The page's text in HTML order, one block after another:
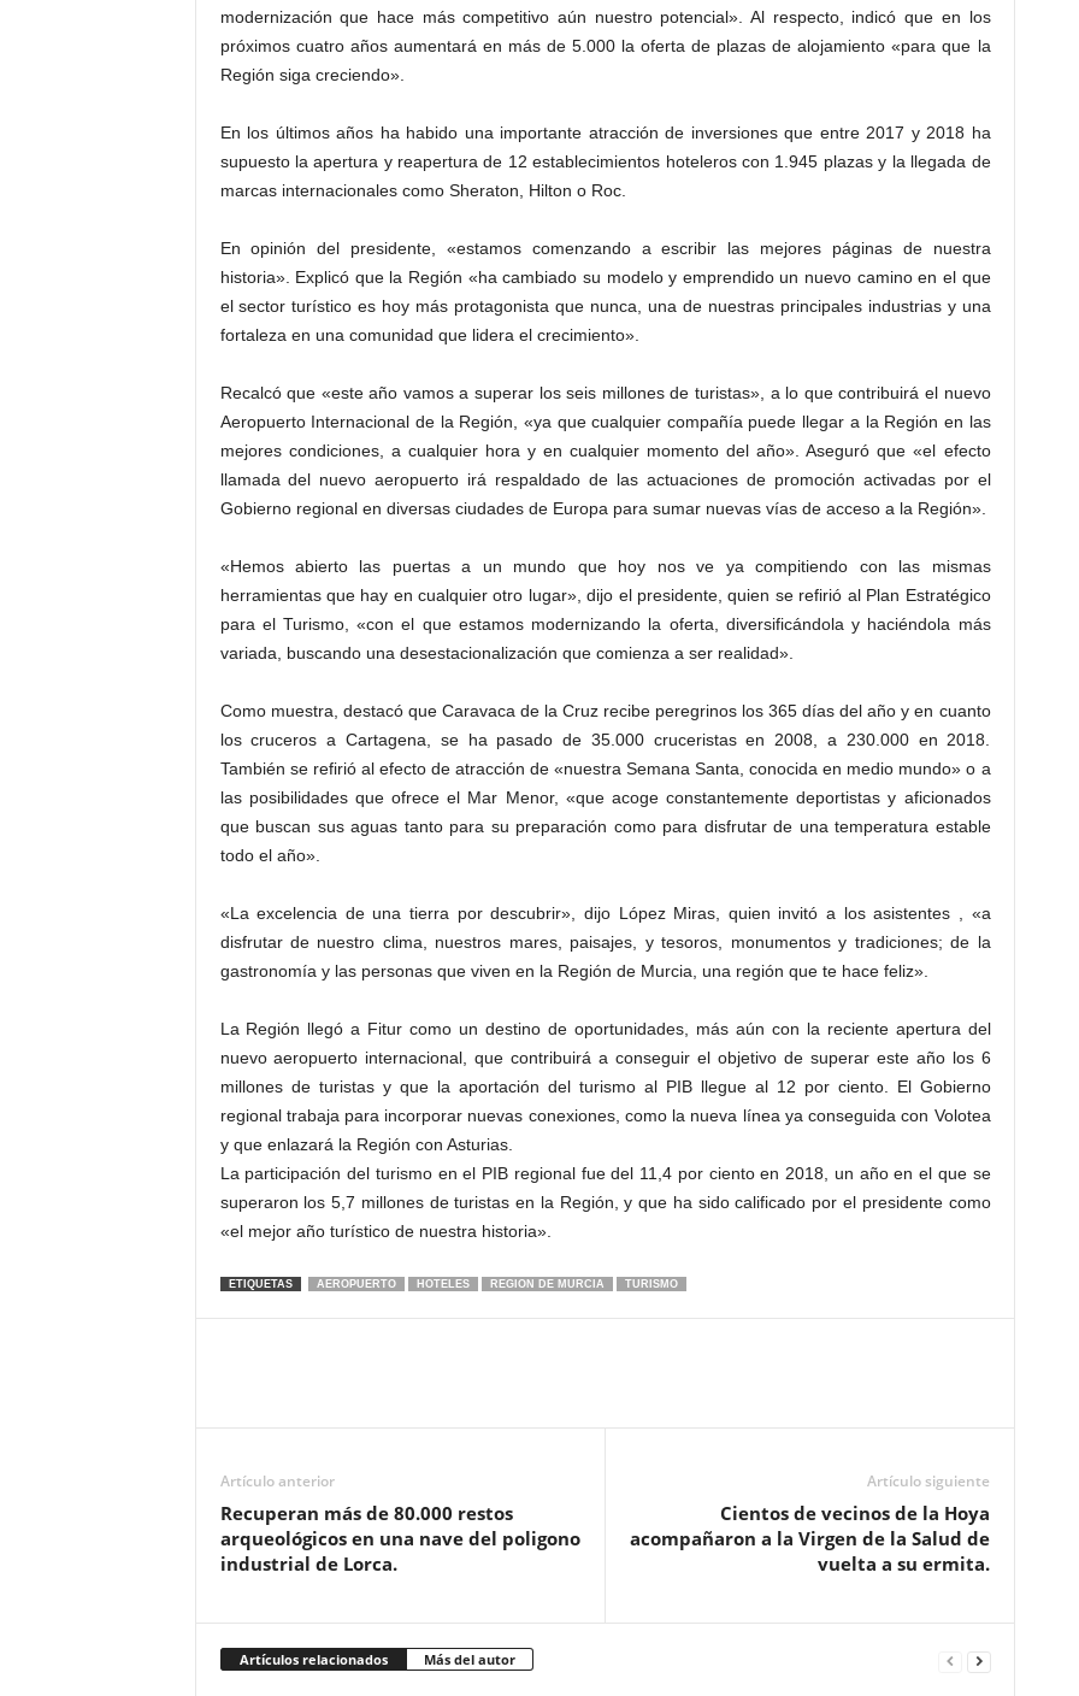
modernización que hace más competitivo aún nuestro potencial». Al respecto, indicó que en los
próximos cuatro años aumentará en más de 5.000 la oferta de plazas de alojamiento «para que la
Región siga creciendo».
En los últimos años ha habido una importante atracción de inversiones que entre 2017 y 2018 ha
supuesto la apertura y reapertura de 12 establecimientos hoteleros con 1.945 plazas y la llegada de
marcas internacionales como Sheraton, Hilton o Roc.
En opinión del presidente, «estamos comenzando a escribir las mejores páginas de nuestra
historia». Explicó que la Región «ha cambiado su modelo y emprendido un nuevo camino en el que
el sector turístico es hoy más protagonista que nunca, una de nuestras principales industrias y una
fortaleza en una comunidad que lidera el crecimiento».
Recalcó que «este año vamos a superar los seis millones de turistas», a lo que contribuirá el nuevo
Aeropuerto Internacional de la Región, «ya que cualquier compañía puede llegar a la Región en las
mejores condiciones, a cualquier hora y en cualquier momento del año». Aseguró que «el efecto
llamada del nuevo aeropuerto irá respaldado de las actuaciones de promoción activadas por el
Gobierno regional en diversas ciudades de Europa para sumar nuevas vías de acceso a la Región».
«Hemos abierto las puertas a un mundo que hoy nos ve ya compitiendo con las mismas
herramientas que hay en cualquier otro lugar», dijo el presidente, quien se refirió al Plan Estratégico
para el Turismo, «con el que estamos modernizando la oferta, diversificándola y haciéndola más
variada, buscando una desestacionalización que comienza a ser realidad».
Como muestra, destacó que Caravaca de la Cruz recibe peregrinos los 365 días del año y en cuanto
los cruceros a Cartagena, se ha pasado de 35.000 cruceristas en 2008, a 230.000 en 2018.
También se refirió al efecto de atracción de «nuestra Semana Santa, conocida en medio mundo» o a
las posibilidades que ofrece el Mar Menor, «que acoge constantemente deportistas y aficionados
que buscan sus aguas tanto para su preparación como para disfrutar de una temperatura estable
todo el año».
«La excelencia de una tierra por descubrir», dijo López Miras, quien invitó a los asistentes , «a
disfrutar de nuestro clima, nuestros mares, paisajes, y tesoros, monumentos y tradiciones; de la
gastronomía y las personas que viven en la Región de Murcia, una región que te hace feliz».
La Región llegó a Fitur como un destino de oportunidades, más aún con la reciente apertura del
nuevo aeropuerto internacional, que contribuirá a conseguir el objetivo de superar este año los 6
millones de turistas y que la aportación del turismo al PIB llegue al 12 por ciento. El Gobierno
regional trabaja para incorporar nuevas conexiones, como la nueva línea ya conseguida con Volotea
y que enlazará la Región con Asturias.
La participación del turismo en el PIB regional fue del 11,4 por ciento en 2018, un año en el que se
superaron los 5,7 millones de turistas en la Región, y que ha sido calificado por el presidente como
«el mejor año turístico de nuestra historia».
ETIQUETAS AEROPUERTO HOTELES REGION DE MURCIA TURISMO
Artículo anterior
Recuperan más de 80.000 restos
arqueológicos en una nave del poligono
industrial de Lorca.
Artículo siguiente
Cientos de vecinos de la Hoya
acompañaron a la Virgen de la Salud de
vuelta a su ermita.
Artículos relacionados Más del autor